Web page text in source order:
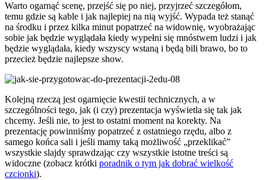
Warto ogarnąć scenę, przejść się po niej, przyjrzeć szczegółom,
temu gdzie są kable i jak najlepiej na nią wyjść. Wypada też stanąć
na środku i przez kilka minut popatrzeć na widownię, wyobrażając
sobie jak będzie wyglądała kiedy wypełni się mnóstwem ludzi i jak
będzie wyglądała, kiedy wszyscy wstaną i będą bili brawo, bo to
przecież będzie najlepsze show.
Kolejną rzeczą jest ogarnięcie kwestii technicznych, a w
szczególności tego, jak (i czy) prezentacja wyświetla się tak jak
chcemy. Jeśli nie, to jest to ostatni moment na korekty. Na
prezentację powinniśmy popatrzeć z ostatniego rzędu, albo z
samego końca sali i jeśli mamy taką możliwość „przeklikać”
wszystkie slajdy sprawdzając czy wszystkie istotne treści są
widoczne (zobacz krótki poradnik o tym jak dobrać wielkość
czcionki).